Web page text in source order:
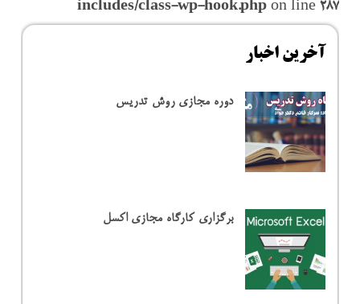
includes/class-wp-hook.phpon line 287
آخرین اخبار
دوره مجازی روش تدریس
برگزاری کارگاه مجازی اکسل